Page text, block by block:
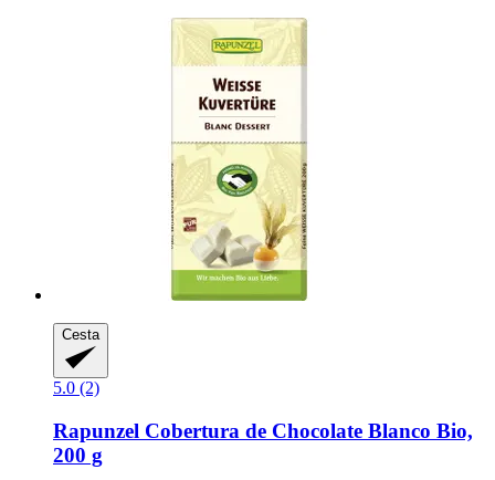
Cesta
5.0 (2)
Rapunzel Cobertura de Chocolate Blanco Bio,
200 g